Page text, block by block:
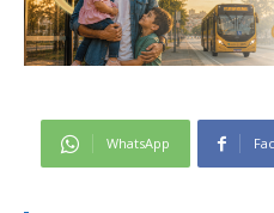
WhatsApp